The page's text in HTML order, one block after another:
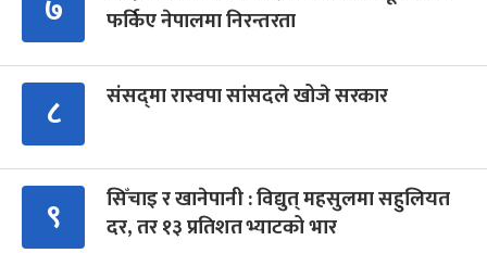
फर्किए नेपालमा निरन्तरता
८ संसद्‍मा रास्वपा सांसदले खोजे सरकार
९
सिँचाइ र खानेपानी : विद्युत् महसुलमा सहुलियत
दर, तर १३ प्रतिशत भ्याटको भार